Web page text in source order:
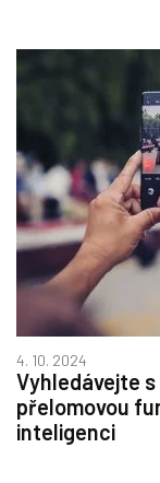
4. 10. 2024
Vyhledávejte
přelomovou
inteligenci